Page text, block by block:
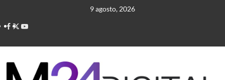
contenido
9 agosto, 2026